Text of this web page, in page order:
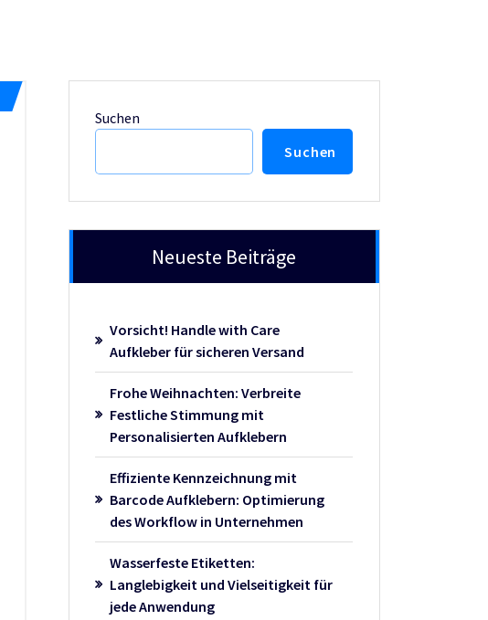
Suchen
Suchen
Neueste Beiträge
Vorsicht! Handle with Care
Aufkleber für sicheren Versand
Frohe Weihnachten: Verbreite
Festliche Stimmung mit
Personalisierten Aufklebern
Effiziente Kennzeichnung mit
Barcode Aufklebern: Optimierung
des Workflow in Unternehmen
Wasserfeste Etiketten:
Langlebigkeit und Vielseitigkeit für
jede Anwendung